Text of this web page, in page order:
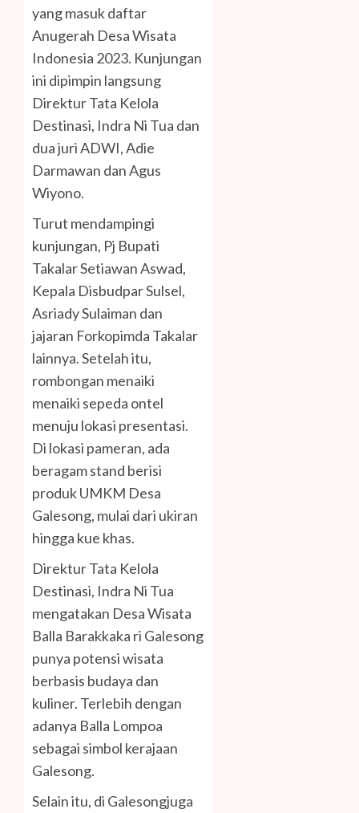
yang masuk daftar
Anugerah Desa Wisata
Indonesia 2023. Kunjungan
ini dipimpin langsung
Direktur Tata Kelola
Destinasi, Indra Ni Tua dan
dua juri ADWI, Adie
Darmawan dan Agus
Wiyono.
Turut mendampingi
kunjungan, Pj Bupati
Takalar Setiawan Aswad,
Kepala Disbudpar Sulsel,
Asriady Sulaiman dan
jajaran Forkopimda Takalar
lainnya. Setelah itu,
rombongan menaiki
menaiki sepeda ontel
menuju lokasi presentasi.
Di lokasi pameran, ada
beragam stand berisi
produk UMKM Desa
Galesong, mulai dari ukiran
hingga kue khas.
Direktur Tata Kelola
Destinasi, Indra Ni Tua
mengatakan Desa Wisata
Balla Barakkaka ri Galesong
punya potensi wisata
berbasis budaya dan
kuliner. Terlebih dengan
adanya Balla Lompoa
sebagai simbol kerajaan
Galesong.
Selain itu, di Galesongjuga